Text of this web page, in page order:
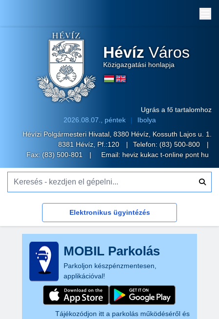
Hévíz Város
Közigazgatási honlapja
Ugrás a fő tartalomhoz
2026.08.07., péntek
Ibolya
Hévízi Polgármesteri Hivatal, 8380 Hévíz, Kossuth Lajos u. 1.
8381 Hévíz, Pf.:120
Telefon: (83) 500-800
Fax: (83) 500-801
Email: heviz kukac t-online pont hu
Elektronikus ügyintézés
MOBIL Parkolás
Parkoljon készpénzmentesen,
applikációval!
Tájékozódjon itt a parkolás működéséről és